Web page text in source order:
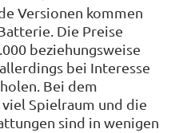
Versionen kommen
Die Preise
beziehungsweise
bei Interesse
Bei dem
Spielraum und die
sind in wenigen